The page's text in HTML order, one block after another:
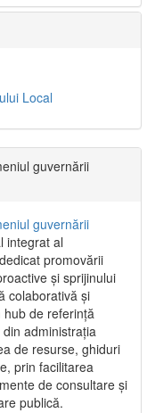
Local
guvernării
guvernării
integrat al
promovării
și sprijinului
colaborativă și
hub de referință
administrația
de resurse, ghiduri
prin facilitarea
de consultare și
publică.